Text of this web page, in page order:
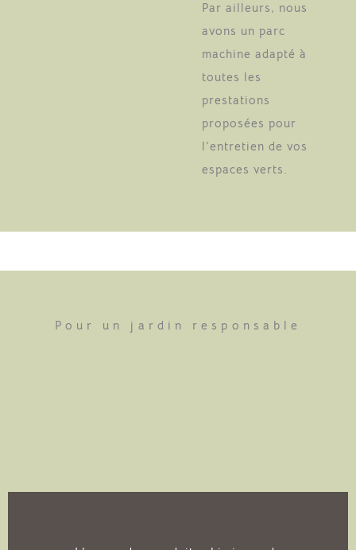
Par ailleurs, nous
avons un parc
machine adapté à
toutes les
prestations
proposées pour
l’entretien de vos
espaces verts.
Pour un jardin responsable